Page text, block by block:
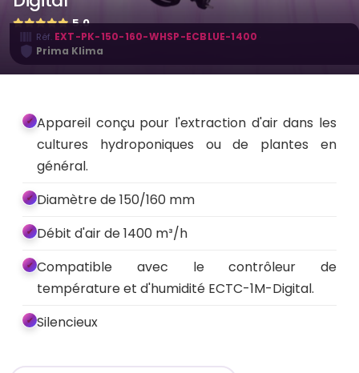
5.0
Réf. EXT-PK-150-160-WHSP-ECBLUE-1400
Prima Klima
Appareil conçu pour l'extraction d'air dans les
cultures hydroponiques ou de plantes en
général.
Diamètre de 150/160 mm
Débit d'air de 1400 m³/h
Compatible avec le contrôleur de
température et d'humidité ECTC-1M-Digital.
Silencieux